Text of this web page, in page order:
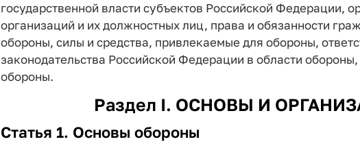
государственной власти субъектов Российской Федерации,
организаций и их должностных лиц, права и обязанности
обороны, силы и средства, привлекаемые для обороны,
законодательства Российской Федерации в области
обороны.
Раздел I. ОСНОВЫ И
Статья 1. Основы обороны